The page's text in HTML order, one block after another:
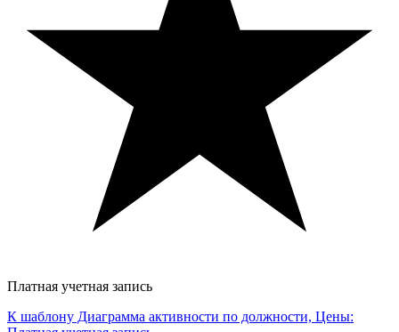
Платная учетная запись
К шаблону Диаграмма активности по должности, Цены: